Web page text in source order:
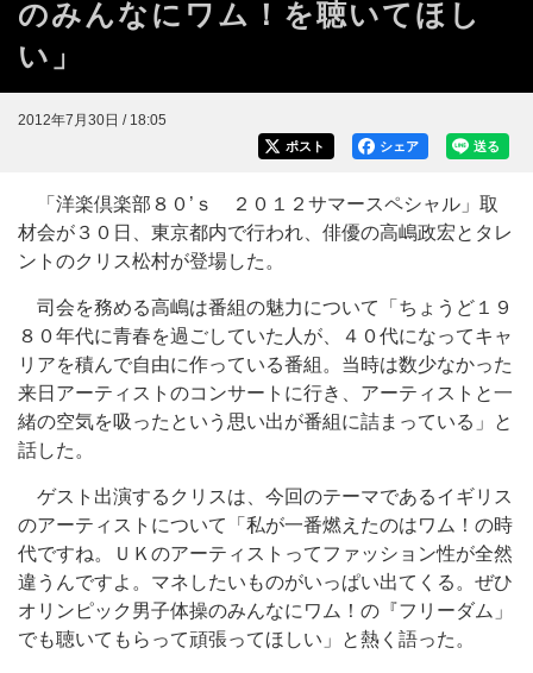
のみんなにワム！を聴いてほし
い」
2012年7月30日 / 18:05
送る
シェア
ポスト
「洋楽倶楽部８０’ｓ ２０１２サマースペシャル」取
材会が３０日、東京都内で行われ、俳優の高嶋政宏とタレ
ントのクリス松村が登場した。
司会を務める高嶋は番組の魅力について「ちょうど１９
８０年代に青春を過ごしていた人が、４０代になってキャ
リアを積んで自由に作っている番組。当時は数少なかった
来日アーティストのコンサートに行き、アーティストと一
緒の空気を吸ったという思い出が番組に詰まっている」と
話した。
ゲスト出演するクリスは、今回のテーマであるイギリス
のアーティストについて「私が一番燃えたのはワム！の時
代ですね。ＵＫのアーティストってファッション性が全然
違うんですよ。マネしたいものがいっぱい出てくる。ぜひ
オリンピック男子体操のみんなにワム！の『フリーダム」
でも聴いてもらって頑張ってほしい」と熱く語った。